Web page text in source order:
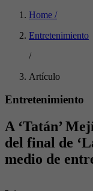
Home /
Entretenimiento
/
Artículo
Entretenimiento
A ‘Tatán’
del final de
medio de